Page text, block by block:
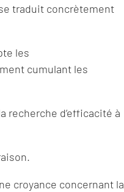
traduit concrètement
les
cumulant les
recherche d’efficacité à
croyance concernant la